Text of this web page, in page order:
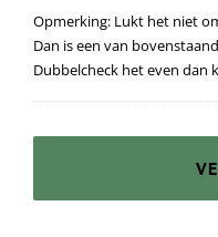
Opmerking: Lukt het niet
Dan is een van
Dubbelcheck het even dan